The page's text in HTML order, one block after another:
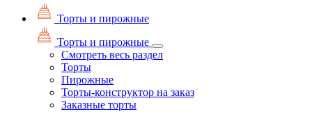
Торты и пирожные
Торты и пирожные
Смотреть весь раздел
Торты
Пирожные
Торты-конструктор на заказ
Заказные торты